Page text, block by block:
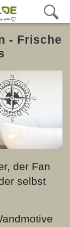
- Frische
der Fan
selbst